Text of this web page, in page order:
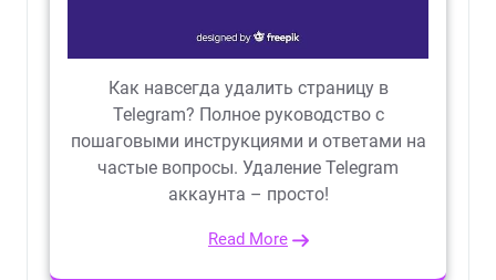
Как навсегда удалить страницу в
Telegram? Полное руководство с
пошаговыми инструкциями и ответами на
частые вопросы. Удаление Telegram
аккаунта – просто!
Read More